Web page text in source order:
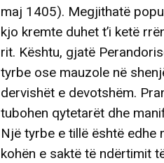
maj 1405). Megjithatë
kjo kremte duhet t’i ketë
rit. Kështu, gjatë
tyrbe ose mauzole në
dervishët e devotshëm.
tubohen qytetarët dhe
Një tyrbe e tillë është edhe
kohën e saktë të ndërtimit